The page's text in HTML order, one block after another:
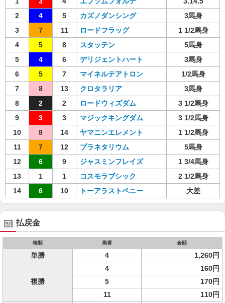
2
4 5 カズノダンシング
3馬身
3
7 11 ロードフラッグ
1 1/2馬身
4
5 8 スタッテン
5馬身
5
4 6 デリジェントハート
3馬身
6
5 7 マイネルテアトロン
1/2馬身
7
8 13 クロタラリア
3馬身
8
2 2 ロードウィズダム
3 1/2馬身
9
3 3 マジックキングダム
3 1/2馬身
10
8 14 ヤマニンエレメント
1 1/2馬身
11
7 12 プラネタリウム
5馬身
12
6 9 ジャスミンフレイズ
1 3/4馬身
13
1 1 コスモラブシック
2 1/2馬身
14
6 10 トーアラストペニー 大差
払戻金
種類 馬番 金額
単勝 4 1,260円
複勝
4
160円
5
170円
11
110円